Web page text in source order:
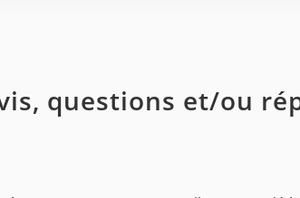
questions et/ou